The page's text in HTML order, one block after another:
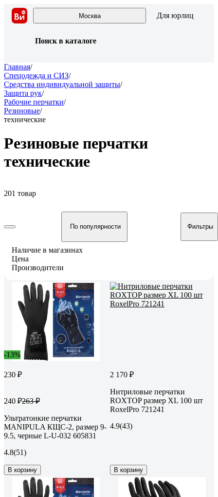
Москва Для юрлиц
Поиск в каталоге
Главная/
Спецодежда и СИЗ/
Средства индивидуальной защиты/
Защита рук/
Рабочие перчатки/
Резиновые/
технические
Резиновые перчатки
технические
201 товар
По популярности Фильтры
Наличие в магазинах
Цена
Производители
-13%
230 ₽
240 ₽263 ₽
Ультратонкие перчатки
MANIPULA КЩС-2, размер 9-
9.5, черные L-U-032 605831
4.8(51)
В корзину
2 170 ₽
Нитриловые перчатки
ROXTOP размер XL 100 шт
RoxelPro 721241
4.9(43)
В корзину